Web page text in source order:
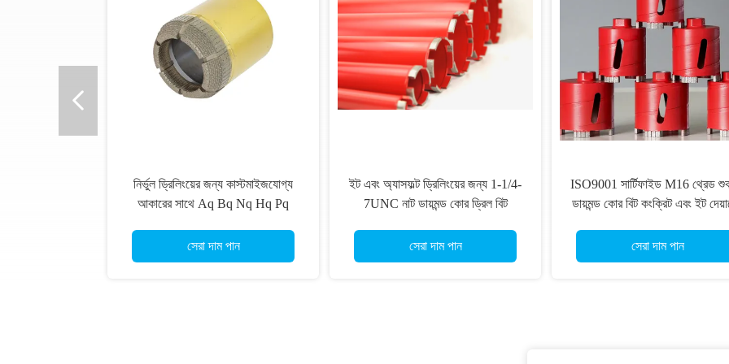
ISO9001 সার্টিফাইড M16 থ্রেড শুকনো
ডায়মন্ড কোর বিট কংক্রিট এবং ইট দেয়ালের
১" - ৬" ডায়মন্ড কোর বিট সেট, কংক্রিটে
ভেজা কোর করার জন্য শিল্প মান ১ ১/৪"
এনএমএলসি ডায়মন্ড কোর ড্রিল বিট
এনএমএলসি কোর ব্যারেলের জন্য ব্যবহৃত
সেরা দাম পান